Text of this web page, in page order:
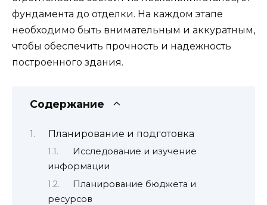
фундамента до отделки. На каждом этапе
необходимо быть внимательным и аккуратным,
чтобы обеспечить прочность и надежность
построенного здания.
Содержание
Планирование и подготовка
Исследование и изучение
информации
Планирование бюджета и
ресурсов